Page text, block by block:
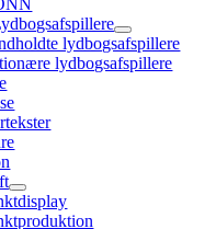
lydbogsafspillere
lydbogsafspillere